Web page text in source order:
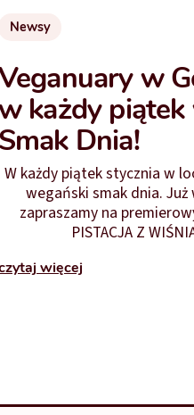
Newsy
w
każdy
Smak Dnia!
W każdy piątek stycznia w
wegański smak dnia.
zapraszamy na
PISTACJA Z
więcej